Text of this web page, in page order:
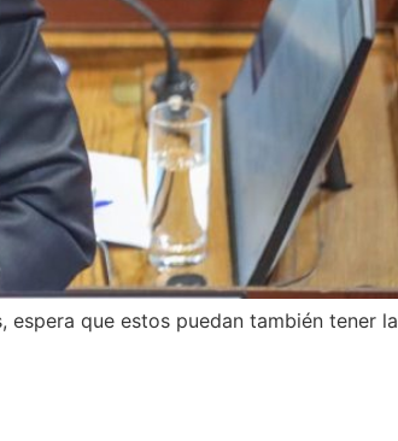
que estos puedan también tener la